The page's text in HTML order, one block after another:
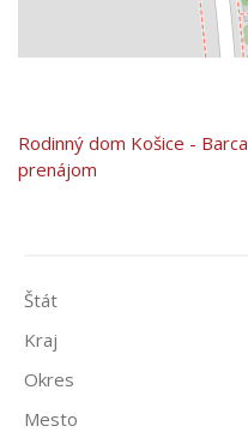
Rodinný dom Košice - Barca
prenájom
Štát
Kraj
Okres
Mesto